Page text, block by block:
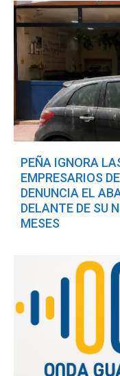
PEÑA IGNORA
EMPRESARIOS
DENUNCIA EL
DELANTE DE SU
MESES